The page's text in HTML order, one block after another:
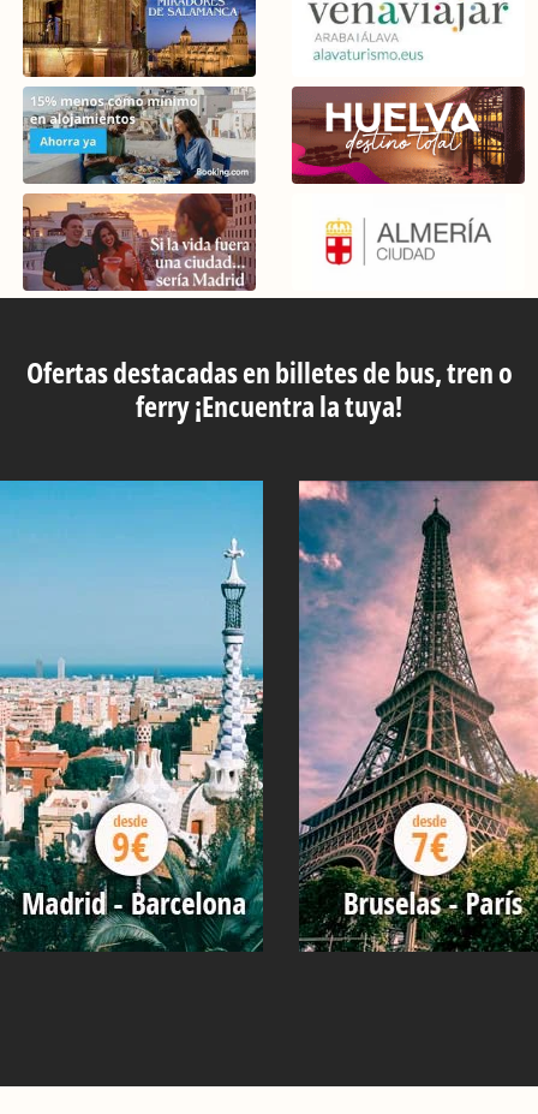
Ofertas destacadas en billetes de bus, tren o
ferry ¡Encuentra la tuya!